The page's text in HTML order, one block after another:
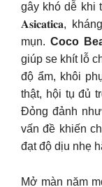
gây khó dễ khi
𝐀𝐬𝐢𝐜𝐚𝐭𝐢𝐜𝐚,
mụn. Coco
giúp se khít lỗ
độ ẩm, khôi
thật, hội tụ đủ
Đỏng đảnh
vấn đề khiến
đạt độ dịu nhẹ
Mở màn năm